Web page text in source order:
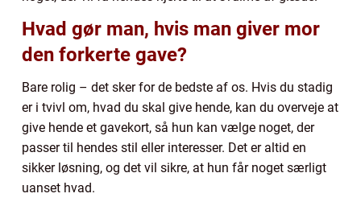
Hvad gør man, hvis man giver mor
den forkerte gave?
Bare rolig – det sker for de bedste af os. Hvis du stadig
er i tvivl om, hvad du skal give hende, kan du overveje at
give hende et gavekort, så hun kan vælge noget, der
passer til hendes stil eller interesser. Det er altid en
sikker løsning, og det vil sikre, at hun får noget særligt
uanset hvad.